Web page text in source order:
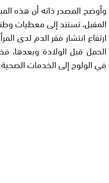
المقبل، تستند إلى معطيات
ارتفاع انتشار فقر الدم لدى
الحمل قبل الولادة وبعدها،
في الولوج إلى الخدمات الصحية.